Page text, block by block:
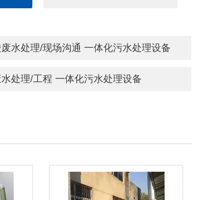
水处理/现场沟通 一体化污水处理设备
处理/工程 一体化污水处理设备